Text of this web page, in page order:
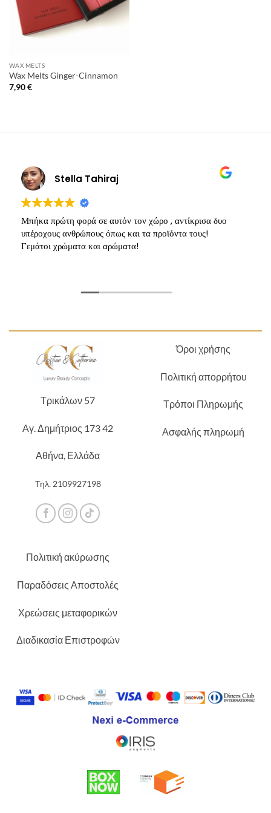
WAX MELTS
Wax Melts Ginger-Cinnamon
7,90€
Stella Tahiraj
Μπήκα πρώτη φορά σε αυτόν τον χώρο , αντίκρισα δυο
υπέροχους ανθρώπους όπως και τα προϊόντα τους!
Γεμάτοι χρώματα και αρώματα!
Τρικάλων 57
Αγ. Δημήτριος 173 42
Αθήνα, Ελλάδα
Τηλ. 2109927198
Όροι χρήσης
Πολιτική απορρήτου
Τρόποι Πληρωμής
Ασφαλής πληρωμή
Πολιτική ακύρωσης
Παραδόσεις Αποστολές
Χρεώσεις μεταφορικών
Διαδικασία Επιστροφών